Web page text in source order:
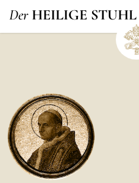
Der HEILIGE STUHL